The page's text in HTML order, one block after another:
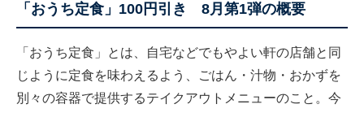
「おうち定食」100円引き 8月第1弾の概要
「おうち定食」とは、自宅などでもやよい軒の店舗と同
じように定食を味わえるよう、ごはん・汁物・おかずを
別々の容器で提供するテイクアウトメニューのこと。今